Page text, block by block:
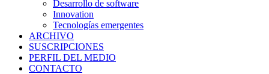
Desarrollo de software
Innovation
Tecnologías emergentes
ARCHIVO
SUSCRIPCIONES
PERFIL DEL MEDIO
CONTACTO